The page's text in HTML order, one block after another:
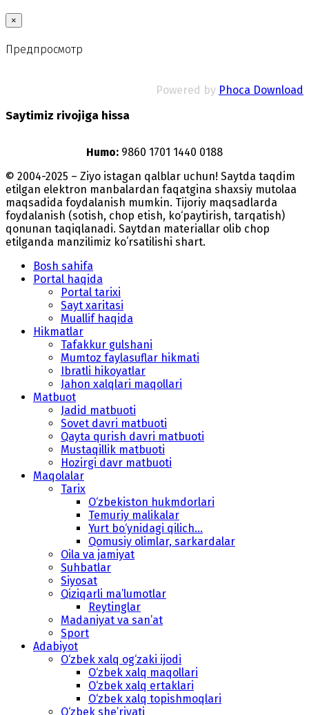
×
Предпросмотр
Powered by Phoca Download
Saytimiz rivojiga hissa
Humo: 9860 1701 1440 0188
© 2004-2025 – Ziyo istagan qalblar uchun! Saytda taqdim
etilgan elektron manbalardan faqatgina shaxsiy mutolaa
maqsadida foydalanish mumkin. Tijoriy maqsadlarda
foydalanish (sotish, chop etish, ko‘paytirish, tarqatish)
qonunan taqiqlanadi. Saytdan materiallar olib chop
etilganda manzilimiz koʻrsatilishi shart.
Bosh sahifa
Portal haqida
Portal tarixi
Sayt xaritasi
Muallif haqida
Hikmatlar
Tafakkur gulshani
Mumtoz faylasuflar hikmati
Ibratli hikoyatlar
Jahon xalqlari maqollari
Matbuot
Jadid matbuoti
Sovet davri matbuoti
Qayta qurish davri matbuoti
Mustaqillik matbuoti
Hozirgi davr matbuoti
Maqolalar
Tarix
O‘zbekiston hukmdorlari
Temuriy malikalar
Yurt bo‘ynidagi qilich...
Qomusiy olimlar, sarkardalar
Oila va jamiyat
Suhbatlar
Siyosat
Qiziqarli ma’lumotlar
Reytinglar
Madaniyat va san’at
Sport
Adabiyot
O‘zbek xalq og‘zaki ijodi
O‘zbek xalq maqollari
O‘zbek xalq ertaklari
O‘zbek xalq topishmoqlari
O‘zbek she’riyati